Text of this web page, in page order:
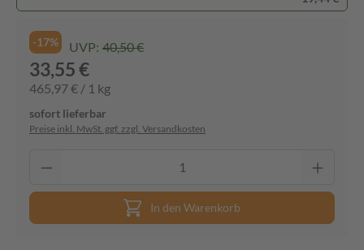
-17% UVP: 40,50 €
33,55 €
465,97 € / 1 kg
sofort lieferbar
Preise inkl. MwSt. ggf. zzgl. Versandkosten
In den Warenkorb